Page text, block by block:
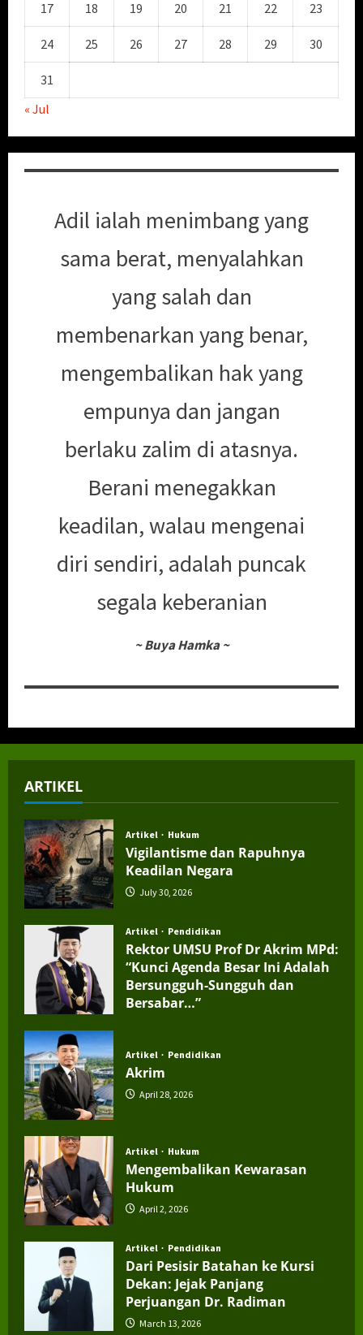
17 18 19 20 21 22 23
24 25 26 27 28 29 30
31
« Jul
Adil ialah menimbang yang
sama berat, menyalahkan
yang salah dan
membenarkan yang benar,
mengembalikan hak yang
empunya dan jangan
berlaku zalim di atasnya.
Berani menegakkan
keadilan, walau mengenai
diri sendiri, adalah puncak
segala keberanian
~ Buya Hamka ~
ARTIKEL
Artikel Hukum
Vigilantisme dan Rapuhnya
Keadilan Negara
July 30, 2026
Artikel Pendidikan
Rektor UMSU Prof Dr Akrim MPd:
“Kunci Agenda Besar Ini Adalah
Bersungguh-Sungguh dan
Bersabar…”
Artikel Pendidikan
Akrim
April 28, 2026
Artikel Hukum
Mengembalikan Kewarasan
Hukum
April 2, 2026
Artikel Pendidikan
Dari Pesisir Batahan ke Kursi
Dekan: Jejak Panjang
Perjuangan Dr. Radiman
March 13, 2026